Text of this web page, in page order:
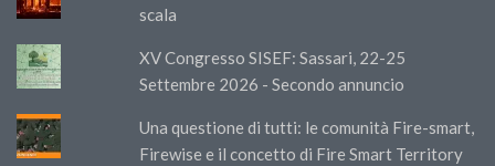
scala
XV Congresso SISEF: Sassari, 22-25
Settembre 2026 - Secondo annuncio
Una questione di tutti: le comunità Fire-smart,
Firewise e il concetto di Fire Smart Territory